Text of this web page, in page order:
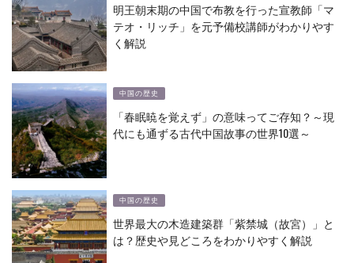
明王朝末期の中国で布教を行った宣教師「マ
テオ・リッチ」を元予備校講師がわかりやす
く解説
中国の歴史
「春眠暁を覚えず」の意味ってご存知？～現
代にも通ずる古代中国故事の世界10選～
中国の歴史
世界最大の木造建築群「紫禁城（故宮）」と
は？歴史や見どころをわかりやすく解説